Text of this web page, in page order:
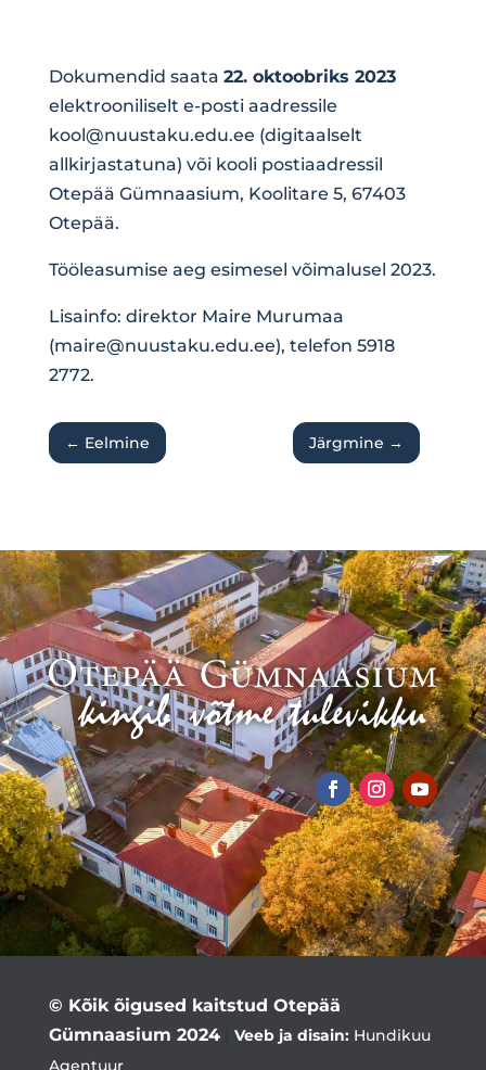
Dokumendid saata 22. oktoobriks 2023
elektrooniliselt e-posti aadressile
kool@nuustaku.edu.ee (digitaalselt
allkirjastatuna) või kooli postiaadressil
Otepää Gümnaasium, Koolitare 5, 67403
Otepää.
Tööleasumise aeg esimesel võimalusel 2023.
Lisainfo: direktor Maire Murumaa
(maire@nuustaku.edu.ee), telefon 5918
2772.
← Eelmine Järgmine →
© Kõik õigused kaitstud Otepää
Gümnaasium 2024| Veeb ja disain: Hundikuu
Agentuur